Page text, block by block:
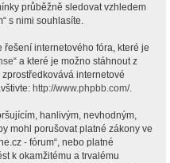
průběžně sledovat vzhledem
s nimi souhlasíte.
řešení internetového fóra, které je
“ a které je možno stáhnout z
internetové
http://www.phpbb.com/.
hanlivým, nevhodným,
mohl porušovat platné zákony ve
- fórum“, nebo platné
k okamžitému a trvalému